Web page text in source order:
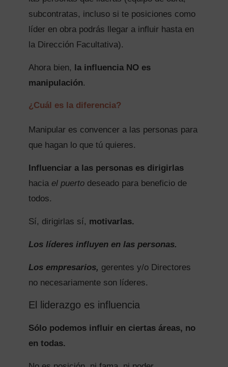
subcontratas, incluso si te posiciones como
líder en obra podrás llegar a influir hasta en
la Dirección Facultativa).
Ahora bien, la influencia NO es
manipulación.
¿Cuál es la diferencia?
Manipular es convencer a las personas para
que hagan lo que tú quieres.
Influenciar a las personas es dirigirlas
hacia el puertodeseado para beneficio de
todos.
Sí, dirigirlas sí, motivarlas.
Los líderes influyen en las personas.
Los empresarios, gerentes y/o Directores
no necesariamente son líderes.
El liderazgo es influencia
Sólo podemos influir en ciertas áreas, no
en todas.